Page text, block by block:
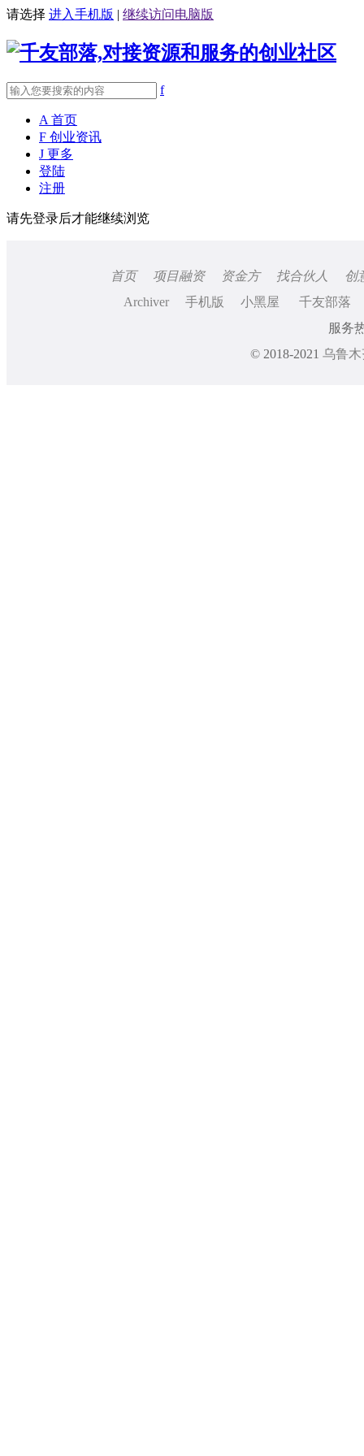
请选择 进入手机版 | 继续访问电脑版
f
A 首页
F 创业资讯
J 更多
登陆
注册
请先登录后才能继续浏览
首页 项目融资 资金方 找合伙人
创
Archiver
手机版 小黑屋
千友部落
服务
© 2018-2021 乌鲁